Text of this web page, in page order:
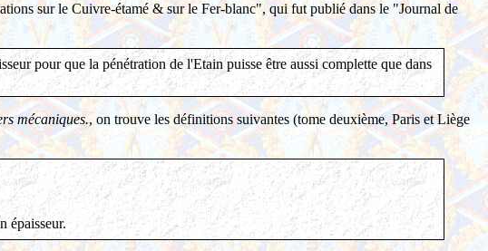
sur le Cuivre-étamé & sur le Fer-blanc", qui fut publié dans le "Journal de
pour que la pénétration de l'Etain puisse être aussi complette que dans
mécaniques., on trouve les définitions suivantes (tome deuxième, Paris et Liège
épaisseur.